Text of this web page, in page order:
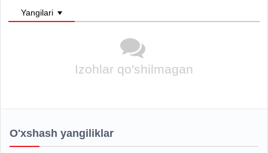
Yangilari
Izohlar qo'shilmagan
O'xshash yangiliklar